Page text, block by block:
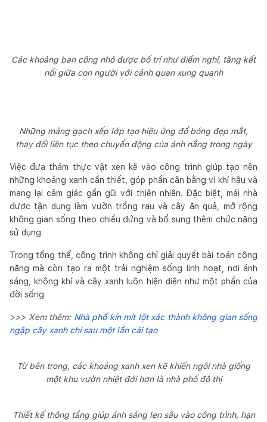
Các khoảng ban công nhỏ được bố trí như điểm nghỉ, tăng kết
nối giữa con người với cảnh quan xung quanh
Những mảng gạch xếp lớp tạo hiệu ứng đổ bóng đẹp mắt,
thay đổi liên tục theo chuyển động của ánh nắng trong ngày
Việc đưa thảm thực vật xen kẽ vào công trình giúp tạo nên
những khoảng xanh cần thiết, góp phần cân bằng vi khí hậu và
mang lại cảm giác gần gũi với thiên nhiên. Đặc biệt, mái nhà
được tận dụng làm vườn trồng rau và cây ăn quả, mở rộng
không gian sống theo chiều đứng và bổ sung thêm chức năng
sử dụng.
Trong tổng thể, công trình không chỉ giải quyết bài toán công
năng mà còn tạo ra một trải nghiệm sống linh hoạt, nơi ánh
sáng, không khí và cây xanh luôn hiện diện như một phần của
đời sống.
>>> Xem thêm: Nhà phố kín mít lột xác thành không gian sống
ngập cây xanh chỉ sau một lần cải tạo
Từ bên trong, các khoảng xanh xen kẽ khiến ngôi nhà giống
một khu vườn nhiệt đới hơn là nhà phố đô thị
Thiết kế thông tầng giúp ánh sáng len sâu vào công trình, hạn